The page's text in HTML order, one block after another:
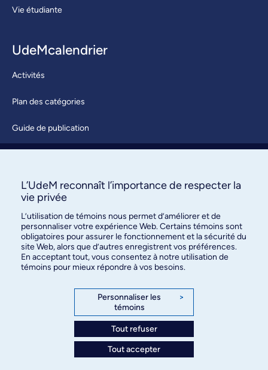
Vie étudiante
UdeMcalendrier
Activités
Plan des catégories
Guide de publication
À propos / Nous joindre
des relations publiques
3744, rue Jean-Brillant, bureau 490
Montréal (Québec) H3T 1P1
L’UdeM reconnaît l’importance de respecter la
vie privée
L’utilisation de témoins nous permet d’améliorer et de
personnaliser votre expérience Web. Certains témoins sont
obligatoires pour assurer le fonctionnement et la sécurité du
site Web, alors que d’autres enregistrent vos préférences.
En acceptant tout, vous consentez à notre utilisation de
témoins pour mieux répondre à vos besoins.
Personnaliser les
témoins
>
Tout refuser
Tout accepter